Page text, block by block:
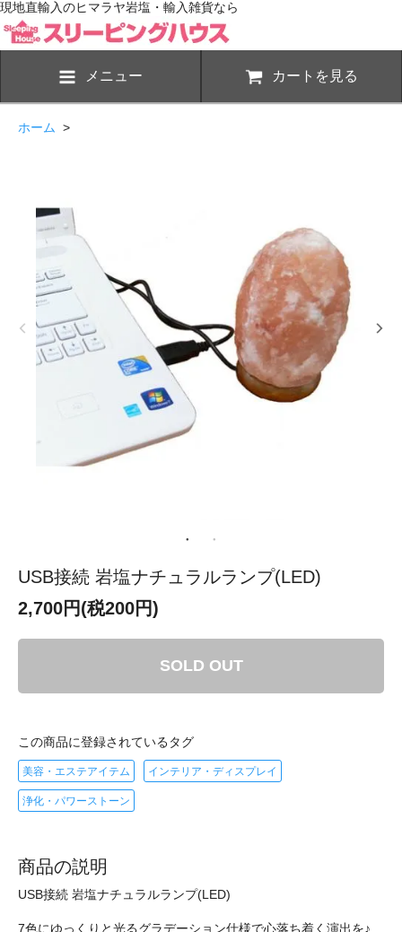
現地直輸入のヒマラヤ岩塩・輸入雑貨なら
メニュー カートを見る
ホーム >
USB接続 岩塩ナチュラルランプ(LED)
2,700円(税200円)
SOLD OUT
この商品に登録されているタグ
美容・エステアイテム インテリア・ディスプレイ
浄化・パワーストーン
商品の説明
USB接続 岩塩ナチュラルランプ(LED)
7色にゆっくりと光るグラデーション仕様で心落ち着く演出を♪